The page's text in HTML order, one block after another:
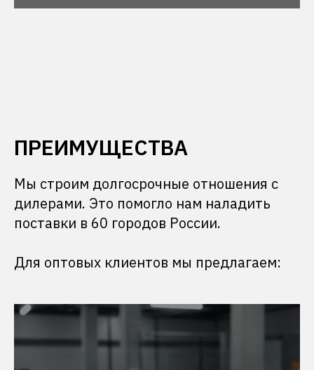
ПРЕИМУЩЕСТВА
Мы строим долгосрочные отношения с
дилерами. Это помогло нам наладить
поставки в 60 городов России.
Для оптовых клиентов мы предлагаем: